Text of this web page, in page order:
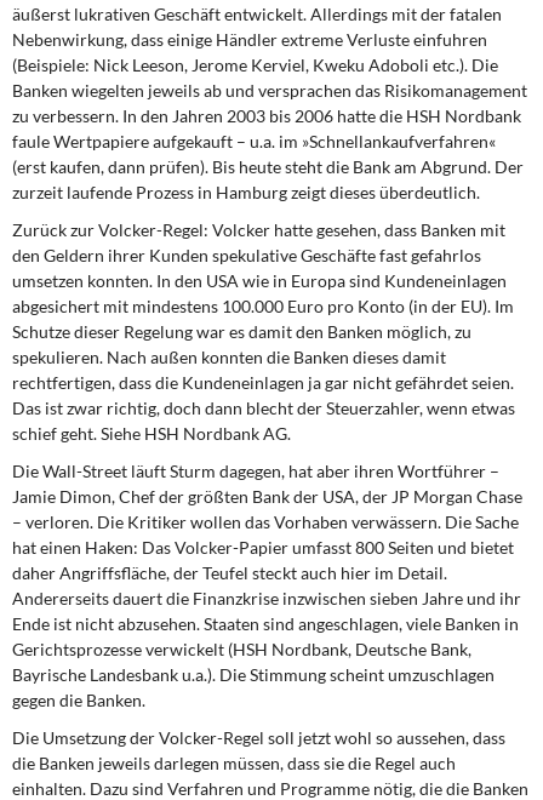
äußerst lukrativen Geschäft entwickelt. Allerdings mit der fatalen
Nebenwirkung, dass einige Händler extreme Verluste einfuhren
(Beispiele: Nick Leeson, Jerome Kerviel, Kweku Adoboli etc.). Die
Banken wiegelten jeweils ab und versprachen das Risikomanagement
zu verbessern. In den Jahren 2003 bis 2006 hatte die HSH Nordbank
faule Wertpapiere aufgekauft – u.a. im »Schnellankaufverfahren«
(erst kaufen, dann prüfen). Bis heute steht die Bank am Abgrund. Der
zurzeit laufende Prozess in Hamburg zeigt dieses überdeutlich.
Zurück zur Volcker-Regel: Volcker hatte gesehen, dass Banken mit
den Geldern ihrer Kunden spekulative Geschäfte fast gefahrlos
umsetzen konnten. In den USA wie in Europa sind Kundeneinlagen
abgesichert mit mindestens 100.000 Euro pro Konto (in der EU). Im
Schutze dieser Regelung war es damit den Banken möglich, zu
spekulieren. Nach außen konnten die Banken dieses damit
rechtfertigen, dass die Kundeneinlagen ja gar nicht gefährdet seien.
Das ist zwar richtig, doch dann blecht der Steuerzahler, wenn etwas
schief geht. Siehe HSH Nordbank AG.
Die Wall-Street läuft Sturm dagegen, hat aber ihren Wortführer –
Jamie Dimon, Chef der größten Bank der USA, der JP Morgan Chase
– verloren. Die Kritiker wollen das Vorhaben verwässern. Die Sache
hat einen Haken: Das Volcker-Papier umfasst 800 Seiten und bietet
daher Angriffsfläche, der Teufel steckt auch hier im Detail.
Andererseits dauert die Finanzkrise inzwischen sieben Jahre und ihr
Ende ist nicht abzusehen. Staaten sind angeschlagen, viele Banken in
Gerichtsprozesse verwickelt (HSH Nordbank, Deutsche Bank,
Bayrische Landesbank u.a.). Die Stimmung scheint umzuschlagen
gegen die Banken.
Die Umsetzung der Volcker-Regel soll jetzt wohl so aussehen, dass
die Banken jeweils darlegen müssen, dass sie die Regel auch
einhalten. Dazu sind Verfahren und Programme nötig, die die Banken